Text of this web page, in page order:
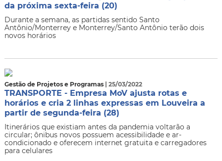
da próxima sexta-feira (20)
Durante a semana, as partidas sentido Santo
Antônio/Monterrey e Monterrey/Santo Antônio terão dois
novos horários
Gestão de Projetos e Programas | 25/03/2022
TRANSPORTE - Empresa MoV ajusta rotas e
horários e cria 2 linhas expressas em Louveira a
partir de segunda-feira (28)
Itinerários que existiam antes da pandemia voltarão a
circular; ônibus novos possuem acessibilidade e ar-
condicionado e oferecem internet gratuita e carregadores
para celulares